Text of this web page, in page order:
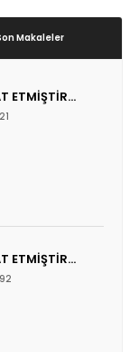
Makaleler
ETMİŞTİR...
ETMİŞTİR...